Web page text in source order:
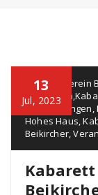
13
Jul, 2023
Heimatverein
Hönningen,
Bad Hönningen,
Hohes Haus,
Beikircher,